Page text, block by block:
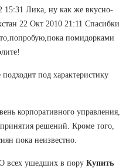
15:31 Лика, ну как же вкусно-
22 Окт 2010 21:11 Спасибки
помидорками
под характеристику
корпоративного управления,
решений. Кроме того,
пока неизвестно.
всех ушедших в пору Купить